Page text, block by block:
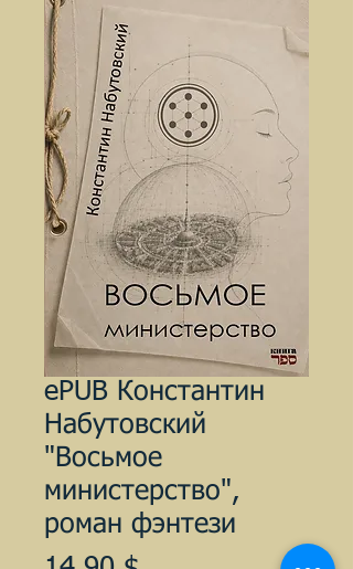
ePUB Константин
Набутовский
"Восьмое
министерство",
роман фэнтези